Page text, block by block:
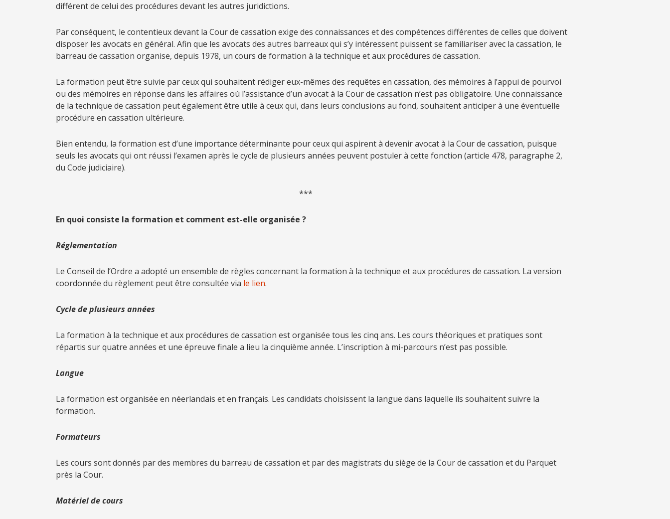
différent de celui des procédures devant les autres juridictions.
Par conséquent, le contentieux devant la Cour de cassation exige des connaissances et des compétences différentes de celles que doivent
disposer les avocats en général. Afin que les avocats des autres barreaux qui s’y intéressent puissent se familiariser avec la cassation, le
barreau de cassation organise, depuis 1978, un cours de formation à la technique et aux procédures de cassation.
La formation peut être suivie par ceux qui souhaitent rédiger eux-mêmes des requêtes en cassation, des mémoires à l’appui de pourvoi
ou des mémoires en réponse dans les affaires où l’assistance d’un avocat à la Cour de cassation n’est pas obligatoire. Une connaissance
de la technique de cassation peut également être utile à ceux qui, dans leurs conclusions au fond, souhaitent anticiper à une éventuelle
procédure en cassation ultérieure.
Bien entendu, la formation est d’une importance déterminante pour ceux qui aspirent à devenir avocat à la Cour de cassation, puisque
seuls les avocats qui ont réussi l’examen après le cycle de plusieurs années peuvent postuler à cette fonction (article 478, paragraphe 2,
du Code judiciaire).
***
En quoi consiste la formation et comment est-elle organisée ?
Réglementation
Le Conseil de l’Ordre a adopté un ensemble de règles concernant la formation à la technique et aux procédures de cassation. La version
coordonnée du règlement peut être consultée via le lien.
Cycle de plusieurs années
La formation à la technique et aux procédures de cassation est organisée tous les cinq ans. Les cours théoriques et pratiques sont
répartis sur quatre années et une épreuve finale a lieu la cinquième année. L’inscription à mi-parcours n’est pas possible.
Langue
La formation est organisée en néerlandais et en français. Les candidats choisissent la langue dans laquelle ils souhaitent suivre la
formation.
Formateurs
Les cours sont donnés par des membres du barreau de cassation et par des magistrats du siège de la Cour de cassation et du Parquet
près la Cour.
Matériel de cours